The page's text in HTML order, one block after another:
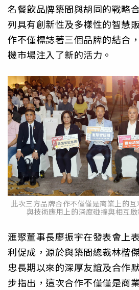
名餐飲品牌築間與胡同的戰略
列具有創新性及多樣性的智慧
作不僅標誌著三個品牌的結合
機市場注入了新的活力。
此次三方品牌合作不僅僅是商業上的
與技術應用上的深度碰撞與相互
滙聚董事長廖振宇在發表會上
利促成，源於與築間總裁林楷
忠長期以來的深厚友誼及合作
步指出，這次合作不僅僅是商